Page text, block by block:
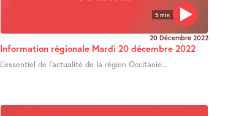
5 min
20 Décembre 2022
Information régionale Mardi 20 décembre 2022
L’essentiel de l’actualité de la région Occitanie...